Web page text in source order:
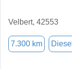
Velbert, 42553
7.300 km Diesel